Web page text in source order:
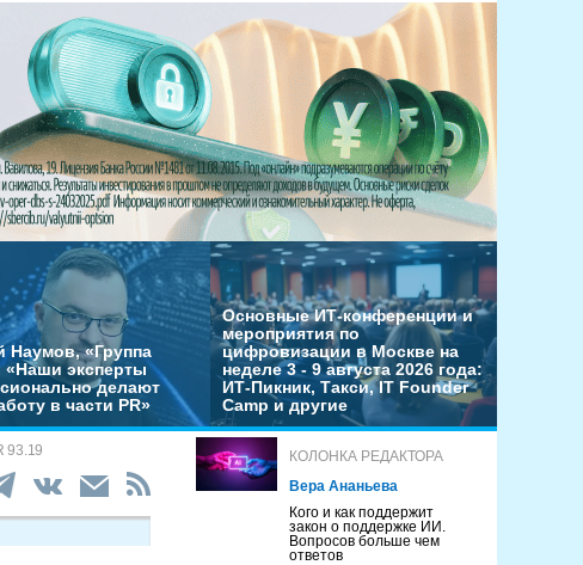
Наумов, «Группа
«Наши эксперты
делают
в части PR»
Основные ИТ-конференции и
мероприятия по
цифровизации в Москве на
неделе 3 - 9 августа 2026 года:
ИТ-Пикник, Такси, IT Founder
Camp и другие
93.19
КОЛОНКА РЕДАКТОРА
Вера Ананьева
Кого и как поддержит
закон о поддержке ИИ.
Вопросов больше чем
ответов